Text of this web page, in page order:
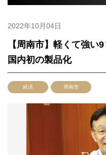
2022年10月04日
【周南市】軽くて強
国内初の製品化
経済 周南市